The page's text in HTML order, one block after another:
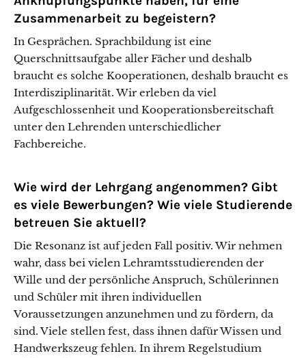
Zusammenarbeit zu begeistern?
In Gesprächen. Sprachbildung ist eine
Querschnittsaufgabe aller Fächer und deshalb
braucht es solche Kooperationen, deshalb braucht es
Interdisziplinarität. Wir erleben da viel
Aufgeschlossenheit und Kooperationsbereitschaft
unter den Lehrenden unterschiedlicher
Fachbereiche.
Wie wird der Lehrgang angenommen? Gibt
es viele Bewerbungen? Wie viele Studierende
betreuen Sie aktuell?
Die Resonanz ist auf jeden Fall positiv. Wir nehmen
wahr, dass bei vielen Lehramtsstudierenden der
Wille und der persönliche Anspruch, Schülerinnen
und Schüler mit ihren individuellen
Voraussetzungen anzunehmen und zu fördern, da
sind. Viele stellen fest, dass ihnen dafür Wissen und
Handwerkszeug fehlen. In ihrem Regelstudium